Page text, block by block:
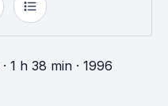
· 1 h 38 min · 1996